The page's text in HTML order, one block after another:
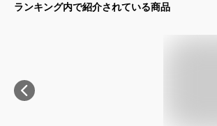
ランキング内で紹介されている商品